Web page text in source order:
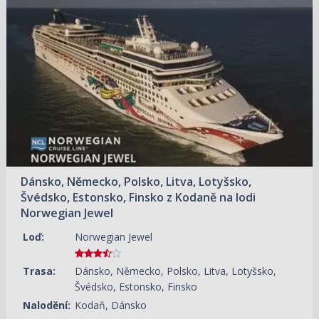
Dánsko, Německo, Polsko, Litva, Lotyšsko,
Švédsko, Estonsko, Finsko z Kodaně na lodi
Norwegian Jewel
Loď: Norwegian Jewel
Trasa:
Dánsko, Německo, Polsko, Litva, Lotyšsko,
Švédsko, Estonsko, Finsko
Nalodění: Kodaň, Dánsko
04.06.2027 – 13.06.2027
(1 650 €)